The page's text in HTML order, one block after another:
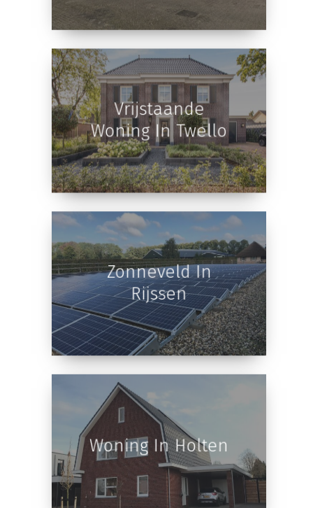
Bouwmaat
Leiderdorp
Compact
Vrijstaande
Woning In Twello
Zonneveld In
Rijssen